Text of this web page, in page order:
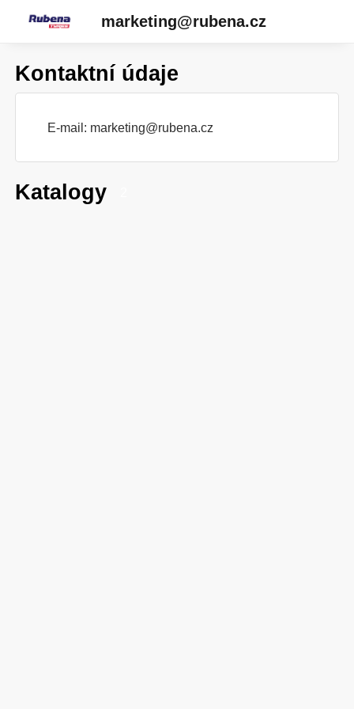
marketing@rubena.cz
Kontaktní údaje
E-mail: marketing@rubena.cz
Katalogy